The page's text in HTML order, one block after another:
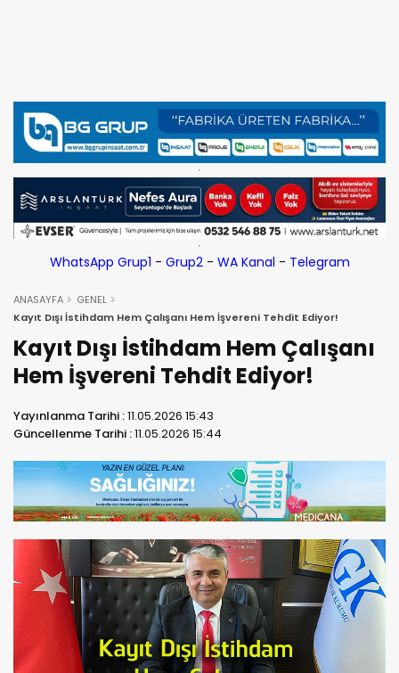
WhatsApp Grup1 - Grup2- WA Kanal - Telegram
ANASAYFA
GENEL
Kayıt Dışı İstihdam Hem Çalışanı Hem İşvereni Tehdit Ediyor!
Kayıt Dışı İstihdam Hem Çalışanı
Hem İşvereni Tehdit Ediyor!
Yayınlanma Tarihi :11.05.2026 15:43
Güncellenme Tarihi :11.05.2026 15:44